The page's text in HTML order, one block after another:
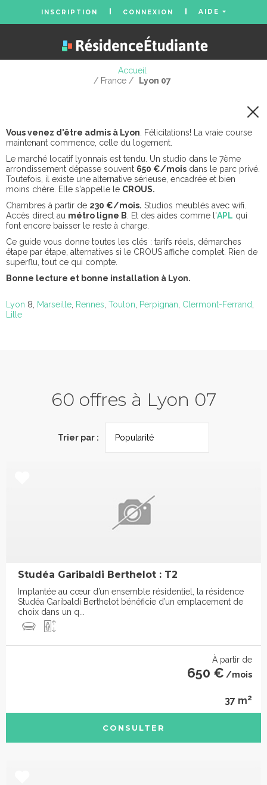
INSCRIPTION CONNEXION AIDE
Accueil
/ France /
Lyon 07
Vous venez d'être admis à Lyon . Félicitations! La vraie course
maintenant commence, celle du logement.
Le marché locatif lyonnais est tendu. Un studio dans le 7ème
arrondissement dépasse souvent 650 €/mois dans le parc privé.
Toutefois, il existe une alternative sérieuse, encadrée et bien
moins chère. Elle s'appelle le CROUS.
Chambres à partir de 230 €/mois. Studios meublés avec wifi.
Accès direct au métro ligne B . Et des aides comme l'APL qui
font encore baisser le reste à charge.
Ce guide vous donne toutes les clés : tarifs réels, démarches
étape par étape, alternatives si le CROUS affiche complet. Rien de
superflu, tout ce qui compte.
Bonne lecture et bonne installation à Lyon.
Lyon 8, Marseille Rennes Toulon Perpignan Clermont-Ferrand
Lille
60 offres à Lyon 07
Trier par :
Studéa Garibaldi Berthelot : T2
Implantée au cœur d’un ensemble résidentiel, la résidence
Studéa Garibaldi Berthelot bénéficie d’un emplacement de
choix dans un q...
À partir de
650 € /mois
37 m2
CONSULTER